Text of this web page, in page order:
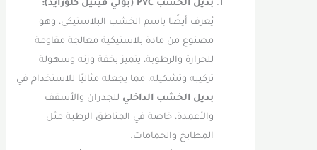
بديل الخشب PVC (بولي فينيل كلورايد):
يُعرف أيضًا باسم الخشب البلاستيكي، وهو
مصنوع من مادة بلاستيكية معالجة مقاومة
للحرارة والرطوبة، يتميز بخفة وزنه وسهولة
تركيبه وتشكيله، مما يجعله مثاليًا للاستخدام في
بديل الخشب الداخليللجدران والأسقف
والأعمدة، خاصة في المناطق الرطبة مثل
المطابخ والحمامات.